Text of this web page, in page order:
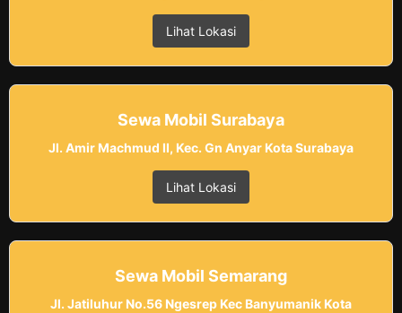
Lihat Lokasi
Sewa Mobil Surabaya
Jl. Amir Machmud II, Kec. Gn Anyar Kota Surabaya
Lihat Lokasi
Sewa Mobil Semarang
Jl. Jatiluhur No.56 Ngesrep Kec Banyumanik Kota